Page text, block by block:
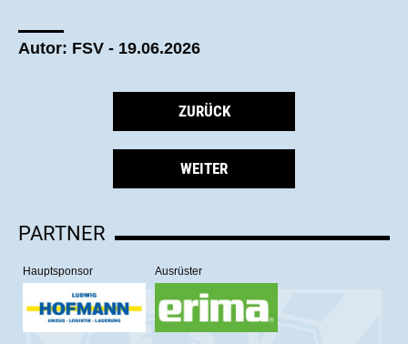
Autor: FSV - 19.06.2026
ZURÜCK
WEITER
PARTNER
Hauptsponsor Ausrüster